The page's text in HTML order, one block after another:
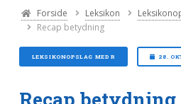
Forside Leksikon
Recap betydning
LEKSIKONOPSLAG MED R 28.
Recap betydning